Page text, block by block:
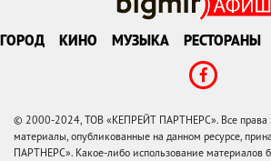
ГОРОД КИНО МУЗЫКА РЕСТОРАНЫ
© 2000-2024, ТОВ «КЕПРЕЙТ ПАРТНЕРС». Все права
материалы, опубликованные на данном ресурсе,
ПАРТНЕРС». Какое-либо использование материалов